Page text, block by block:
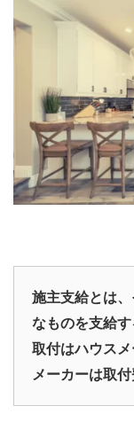
施主支給とは
なものを支給
取付はハウス
メーカーは取